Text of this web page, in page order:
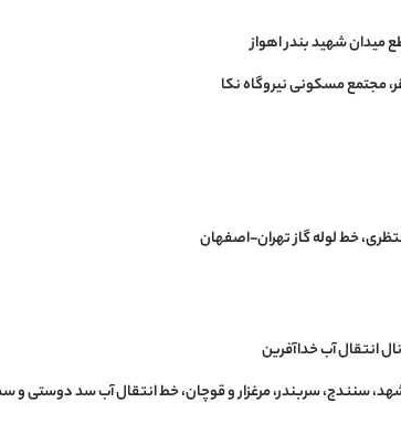
میدان شهید بندر اهواز
خط لوله گاز تهران-اصفهان
انتقال آب خداآفرین
سنندج، سربندر، مرغزار و قوچان، خط انتقال آب سد دوستی و